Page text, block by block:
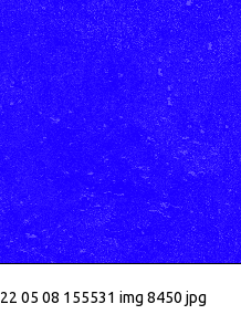
05 08 155531 img 8450 jpg